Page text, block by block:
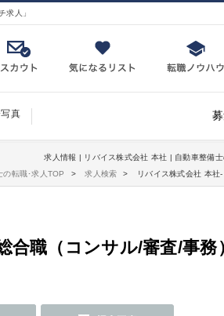
求人」
真
求人情報 | リバイス株式会社 本社 | 自動車整備
の転職･求人TOP
求人検索 リバイス株式会社 本社
合職（コンサル/審査/事